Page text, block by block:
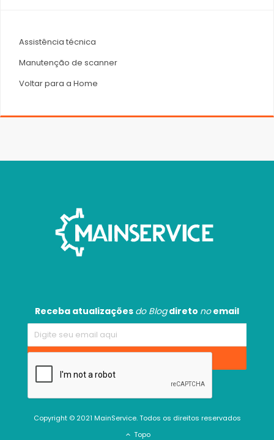
Assistência técnica
Manutenção de scanner
Voltar para a Home
Receba atualizações do Blogdireto noemail
Copyright © 2021 MainService. Todos os direitos reservados
Topo